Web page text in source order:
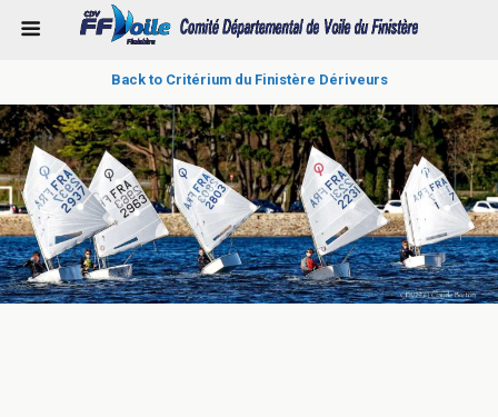
Back to Critérium du Finistère Dériveurs